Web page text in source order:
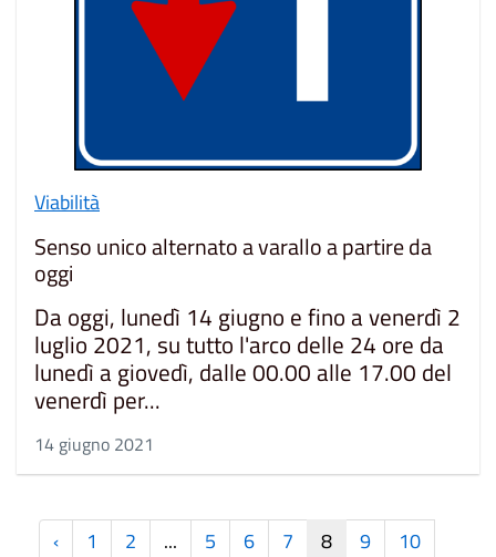
Viabilità
Senso unico alternato a varallo a partire da
oggi
Da oggi, lunedì 14 giugno e fino a venerdì 2
luglio 2021, su tutto l'arco delle 24 ore da
lunedì a giovedì, dalle 00.00 alle 17.00 del
venerdì per...
14 giugno 2021
‹ 1 2 ... 5 6 7 8 9
10